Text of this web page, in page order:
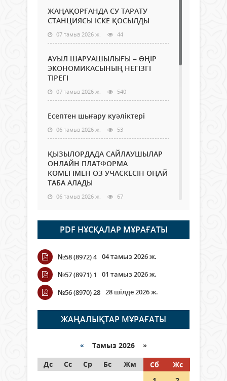
ЖАҢАҚОРҒАНДА СУ ТАРАТУ
СТАНЦИЯСЫ ІСКЕ ҚОСЫЛДЫ
07 тамыз 2026 ж. 44
АУЫЛ ШАРУАШЫЛЫҒЫ – ӨҢІР
ЭКОНОМИКАСЫНЫҢ НЕГІЗГІ
ТІРЕГІ
07 тамыз 2026 ж. 540
Есептен шығару куәліктері
06 тамыз 2026 ж. 53
ҚЫЗЫЛОРДАДА САЙЛАУШЫЛАР
ОНЛАЙН ПЛАТФОРМА
КӨМЕГІМЕН ӨЗ УЧАСКЕСІН ОҢАЙ
ТАБА АЛАДЫ
06 тамыз 2026 ж. 67
Open Air: Қызылорда облысы
полиция департаменті 20
мыңнан астам көрерменнің
қауіпсіздігін қамтамасыз етті
06 тамыз 2026 ж.
Wi-Fi ҚАБЫРҒА АРҚЫЛЫ ҚАЛАЙ
ӨТЕДІ?
06 тамыз 2026 ж. 251
граждане Казахстана,
05 тамыз 2026 ж. 122
PDF НҰСҚАЛАР МҰРАҒАТЫ
№58 (8972) 4 04 тамыз 2026 ж.
№57 (8971) 1
01 тамыз 2026 ж.
№56 (8970) 28 28 шілде 2026 ж.
ЖАҢАЛЫҚТАР МҰРАҒАТЫ
« Тамыз 2026 »
Дс
Сс Ср Бс Жм Сб
Жс